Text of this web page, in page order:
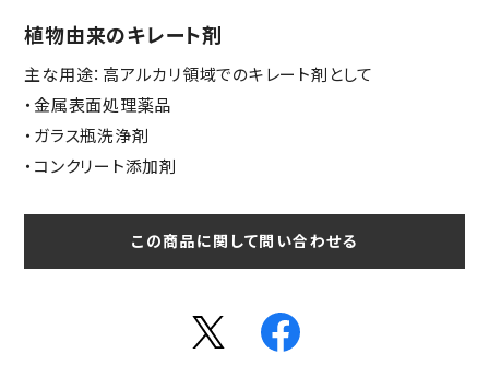
植物由来のキレート剤
主な用途：高アルカリ領域でのキレート剤として
・金属表面処理薬品
・ガラス瓶洗浄剤
・コンクリート添加剤
この商品に関して問い合わせる